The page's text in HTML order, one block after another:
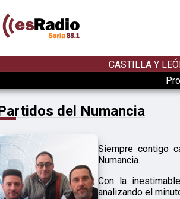
CASTILLA Y
del Numancia
Siempre contigo
Numancia.
Con la
analizando el